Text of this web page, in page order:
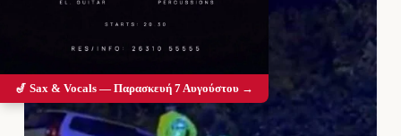
🎷 Sax & Vocals — Παρασκευή 7 Αυγούστου →